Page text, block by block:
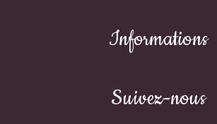
Informations
Suivez-nous